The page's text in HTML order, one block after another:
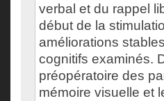
verbal et du rappel
début de la
améliorations
cognitifs examinés.
préopératoire des
mémoire visuelle et